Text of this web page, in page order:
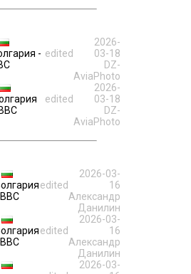
- edited
2026-
03-18
DZ-
AviaPhoto
edited
2026-
03-18
DZ-
AviaPhoto
edited
2026-03-
16
Александр
Данилин
edited
2026-03-
16
Александр
Данилин
2026-03-